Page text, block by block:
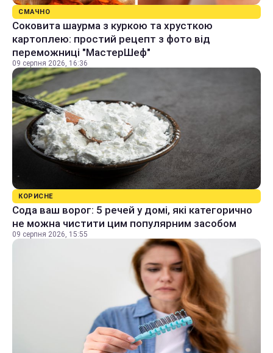
СМАЧНО
Соковита шаурма з куркою та хрусткою
картоплею: простий рецепт з фото від
переможниці "МастерШеф"
09 серпня 2026, 16:36
КОРИСНЕ
Сода ваш ворог: 5 речей у домі, які категорично
не можна чистити цим популярним засобом
09 серпня 2026, 15:55